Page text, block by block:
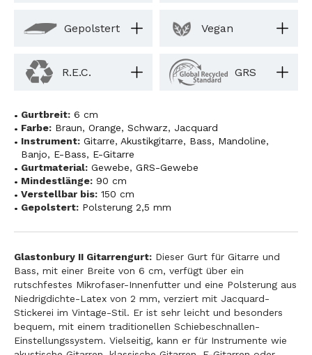
Gepolstert Vegan
R.E.C. GRS
Gurtbreit: 6 cm
Farbe: Braun, Orange, Schwarz, Jacquard
Instrument: Gitarre, Akustikgitarre, Bass, Mandoline,
Banjo, E-Bass, E-Gitarre
Gurtmaterial: Gewebe, GRS-Gewebe
Mindestlänge: 90 cm
Verstellbar bis: 150 cm
Gepolstert: Polsterung 2,5 mm
Glastonbury II Gitarrengurt: Dieser Gurt für Gitarre und
Bass, mit einer Breite von 6 cm, verfügt über ein
rutschfestes Mikrofaser-Innenfutter und eine Polsterung aus
Niedrigdichte-Latex von 2 mm, verziert mit Jacquard-
Stickerei im Vintage-Stil. Er ist sehr leicht und besonders
bequem, mit einem traditionellen Schiebeschnallen-
Einstellungssystem. Vielseitig, kann er für Instrumente wie